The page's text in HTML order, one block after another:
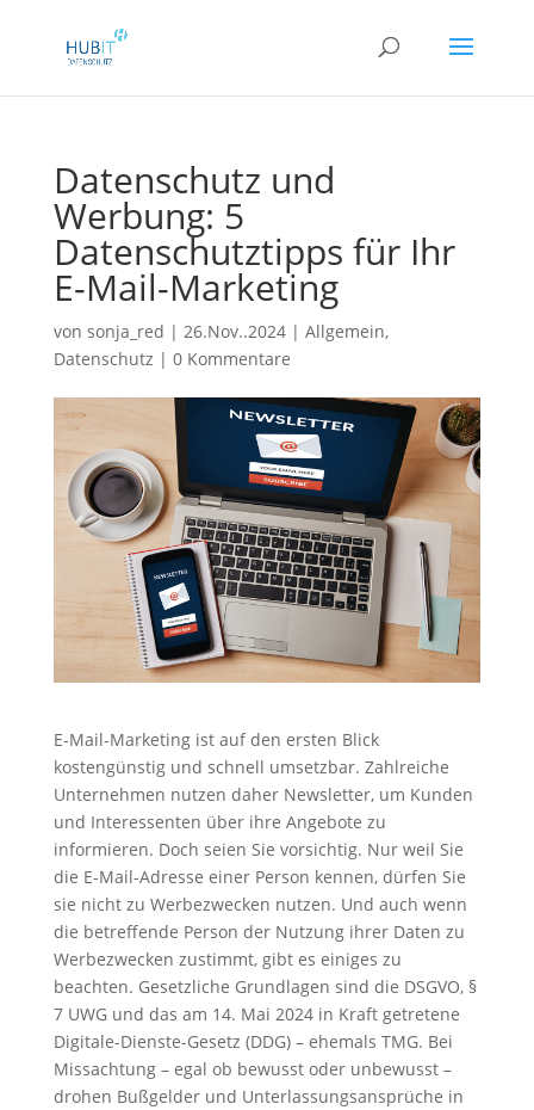
Datenschutz und
Werbung: 5
Datenschutztipps für Ihr
E-Mail-Marketing
von sonja_red | 26.Nov..2024| Allgemein,
Datenschutz | 0 Kommentare
E-Mail-Marketing ist auf den ersten Blick
kostengünstig und schnell umsetzbar. Zahlreiche
Unternehmen nutzen daher Newsletter, um Kunden
und Interessenten über ihre Angebote zu
informieren. Doch seien Sie vorsichtig. Nur weil Sie
die E-Mail-Adresse einer Person kennen, dürfen Sie
sie nicht zu Werbezwecken nutzen. Und auch wenn
die betreffende Person der Nutzung ihrer Daten zu
Werbezwecken zustimmt, gibt es einiges zu
beachten. Gesetzliche Grundlagen sind die DSGVO, §
7 UWG und das am 14. Mai 2024 in Kraft getretene
Digitale-Dienste-Gesetz (DDG) – ehemals TMG. Bei
Missachtung – egal ob bewusst oder unbewusst –
drohen Bußgelder und Unterlassungsansprüche in